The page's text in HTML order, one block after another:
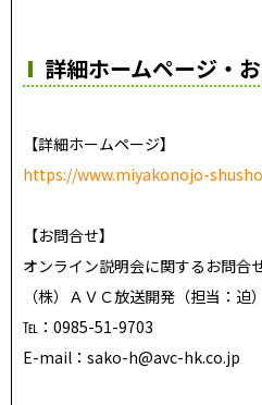
詳細ホームページ・
【詳細ホームページ】
https://www.miyakonojo-
【お問合せ】
オンライン説明会に関するお問合
（株）ＡＶＣ放送開発（担当：迫）
℡：0985-51-9703
E-mail：sako-h@avc-hk.co.jp